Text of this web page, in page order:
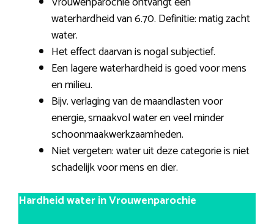
waterhardheid van 6.70. Definitie: matig zacht
water.
Het effect daarvan is nogal subjectief.
Een lagere waterhardheid is goed voor mens
en milieu.
Bijv. verlaging van de maandlasten voor
energie, smaakvol water en veel minder
schoonmaakwerkzaamheden.
Niet vergeten: water uit deze categorie is niet
schadelijk voor mens en dier.
Hardheid water in Vrouwenparochie